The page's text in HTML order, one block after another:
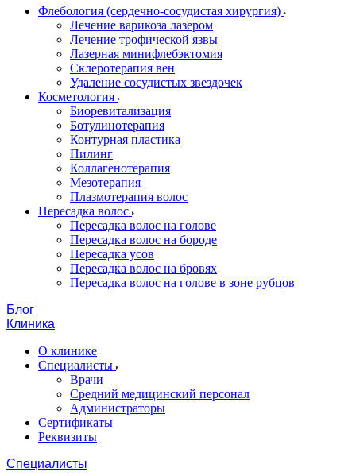
Флебология (сердечно-сосудистая хирургия)
Лечение варикоза лазером
Лечение трофической язвы
Лазерная минифлебэктомия
Cклеротерапия вен
Удаление сосудистых звездочек
Косметология
Биоревитализация
Ботулинотерапия
Контурная пластика
Пилинг
Коллагенотерапия
Мезотерапия
Плазмотерапия волос
Пересадка волос
Пересадка волос на голове
Пересадка волос на бороде
Пересадка усов
Пересадка волос на бровях
Пересадка волос на голове в зоне рубцов
Блог
Клиника
О клинике
Специалисты
Врачи
Средний медицинский персонал
Администраторы
Сертификаты
Реквизиты
Специалисты